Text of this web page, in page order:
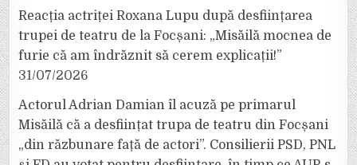
Reacția actriței Roxana Lupu după desființarea
trupei de teatru de la Focșani: „Misăilă mocnea de
furie că am îndrăznit să cerem explicații!”
31/07/2026
Actorul Adrian Damian îl acuză pe primarul
Misăilă că a desființat trupa de teatru din Focșani
„din răzbunare față de actori”. Consilierii PSD, PNL